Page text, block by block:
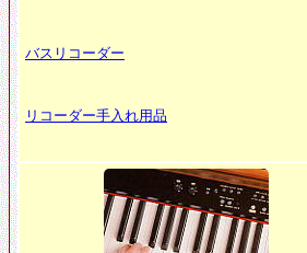
バスリコーダー
リコーダー手入れ用品